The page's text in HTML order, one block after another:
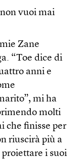
vuoi mai
Zane
“Toe dice di
anni e
mi ha
molti
che finisse per
riuscirà più a
i suoi